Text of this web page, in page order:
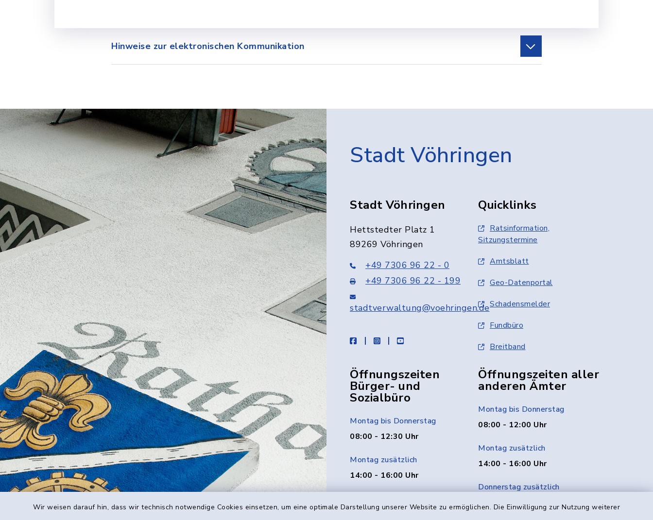
Wir weisen darauf hin, dass wir technisch notwendige Cookies einsetzen, um eine optimale Darstellung unserer Website zu ermöglichen. Die Einwilligung zur Nutzung weiterer
Hinweise zur elektronischen Kommunikation
Stadt Vöhringen
Stadt Vöhringen
Hettstedter Platz 1
89269 Vöhringen
+49 7306 96 22 - 0
+49 7306 96 22 - 199
stadtverwaltung@voehringen.de
facebookinstagramyoutube
Quicklinks
Ratsinformation,
Sitzungstermine
Amtsblatt
Geo-Datenportal
Schadensmelder
Fundbüro
Breitband
Öffnungszeiten
Bürger- und
Sozialbüro
Montag bis Donnerstag
08:00 - 12:30 Uhr
Montag zusätzlich
14:00 - 16:00 Uhr
14:00 - 18:00 Uhr
Öffnungszeiten aller
anderen Ämter
Montag bis Donnerstag
08:00 - 12:00 Uhr
Montag zusätzlich
14:00 - 16:00 Uhr
Donnerstag zusätzlich
14:00 - 18:00 Uhr